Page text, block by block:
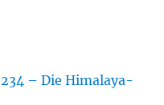
– Die Himalaya-